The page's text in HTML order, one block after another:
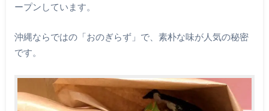
ープンしています。
沖縄ならではの「おのぎらず」で、素朴な味が人気の秘密
です。